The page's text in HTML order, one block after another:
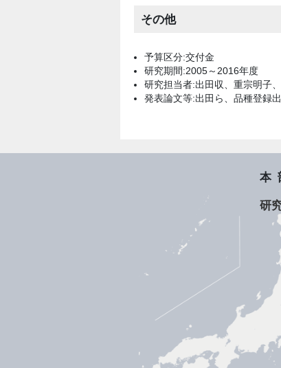
その他
予算区分:交付金
研究期間:2005～2016年度
研究担当者:出田収、重宗明子
発表論文等:出田ら、品種登録
本
研